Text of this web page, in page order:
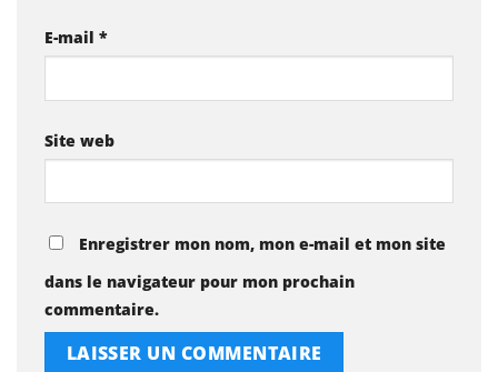
E-mail *
Site web
Enregistrer mon nom, mon e-mail et mon site
dans le navigateur pour mon prochain
commentaire.